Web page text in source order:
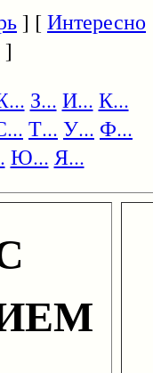
] [Интересно
]
З... И... К...
Т... У... Ф...
Ю... Я...